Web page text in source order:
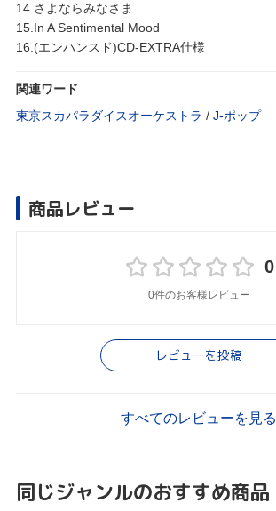
14.さよならみなさま
15.In A Sentimental Mood
16.(エンハンスド)CD-EXTRA仕様
関連ワード
東京スカパラダイスオーケストラ / J‐ポップ
商品レビュー
0
0件のお客様レビュー
レビューを投稿
すべてのレビューを見る
同じジャンルのおすすめ商品